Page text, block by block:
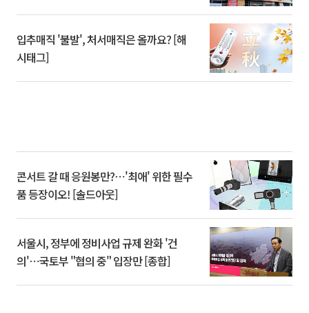
입추매직 '불발', 처서매직은 올까요? [해
시태그]
콘서트 갈 때 응원봉만?⋯'최애' 위한 필수
품 등장이오! [솔드아웃]
서울시, 정부에 정비사업 규제 완화 '건
의'⋯국토부 "협의 중" 입장만 [종합]